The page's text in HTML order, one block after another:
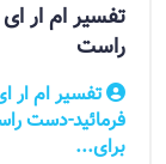
تفسیر ام ار
راست
تفسیر ام ار
فرمائید-دست
برای...